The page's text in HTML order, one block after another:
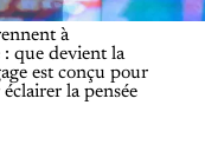
à
: que devient la
est conçu pour
la pensée